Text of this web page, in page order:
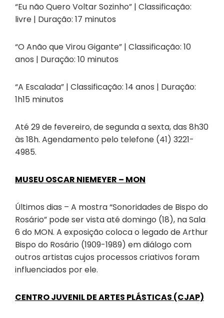
“Eu não Quero Voltar Sozinho” | Classificação:
livre | Duração: 17 minutos
“O Anão que Virou Gigante” | Classificação: 10
anos | Duração: 10 minutos
“A Escalada” | Classificação: 14 anos | Duração:
1h15 minutos
Até 29 de fevereiro, de segunda a sexta, das 8h30
às 18h. Agendamento pelo telefone (41) 3221-
4985.
MUSEU OSCAR NIEMEYER – MON
Últimos dias – A mostra “Sonoridades de Bispo do
Rosário” pode ser vista até domingo (18), na Sala
6 do MON. A exposição coloca o legado de Arthur
Bispo do Rosário (1909-1989) em diálogo com
outros artistas cujos processos criativos foram
influenciados por ele.
CENTRO JUVENIL DE ARTES PLÁSTICAS (CJAP)